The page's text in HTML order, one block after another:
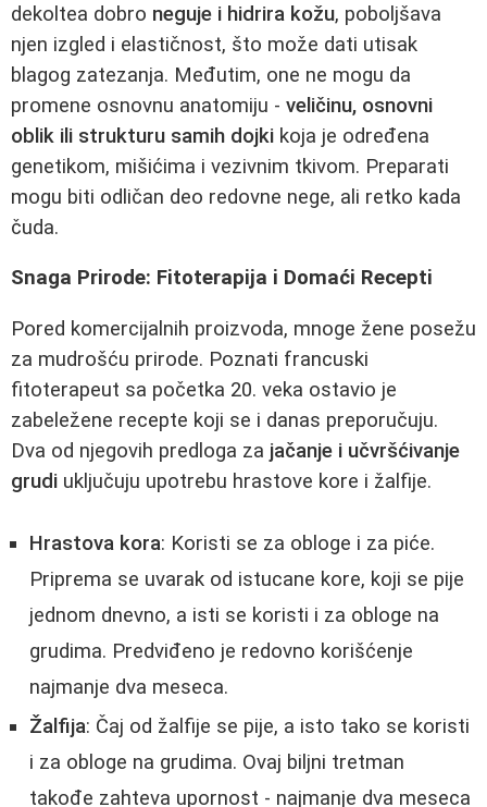
dekoltea dobro neguje i hidrira kožu, poboljšava
njen izgled i elastičnost, što može dati utisak
blagog zatezanja. Međutim, one ne mogu da
promene osnovnu anatomiju - veličinu, osnovni
oblik ili strukturu samih dojki koja je određena
genetikom, mišićima i vezivnim tkivom. Preparati
mogu biti odličan deo redovne nege, ali retko kada
čuda.
Snaga Prirode: Fitoterapija i Domaći Recepti
Pored komercijalnih proizvoda, mnoge žene posežu
za mudrošću prirode. Poznati francuski
fitoterapeut sa početka 20. veka ostavio je
zabeležene recepte koji se i danas preporučuju.
Dva od njegovih predloga za jačanje i učvršćivanje
grudi uključuju upotrebu hrastove kore i žalfije.
Hrastova kora: Koristi se za obloge i za piće.
Priprema se uvarak od istucane kore, koji se pije
jednom dnevno, a isti se koristi i za obloge na
grudima. Predviđeno je redovno korišćenje
najmanje dva meseca.
Žalfija: Čaj od žalfije se pije, a isto tako se koristi
i za obloge na grudima. Ovaj biljni tretman
takođe zahteva upornost - najmanje dva meseca